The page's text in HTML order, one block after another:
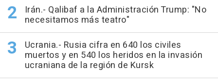
Irán.- Qalibaf a la Administración Trump: "No
necesitamos más teatro"
Ucrania.- Rusia cifra en 640 los civiles
muertos y en 540 los heridos en la invasión
ucraniana de la región de Kursk